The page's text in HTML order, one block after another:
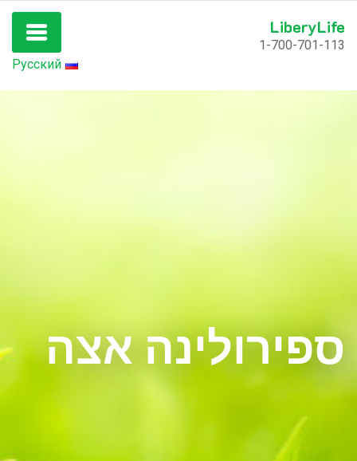
LiberyLife
1-700-701-113
Русский
ספירולינה אצה